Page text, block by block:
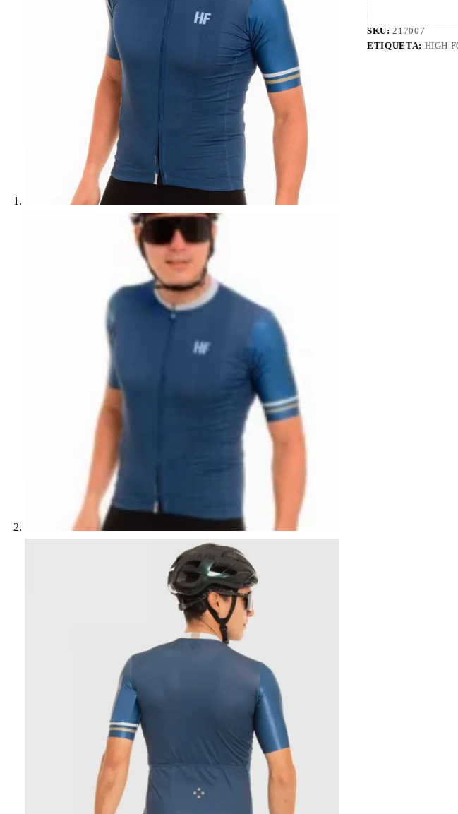
SKU:217007
ETIQUETA: HIGH